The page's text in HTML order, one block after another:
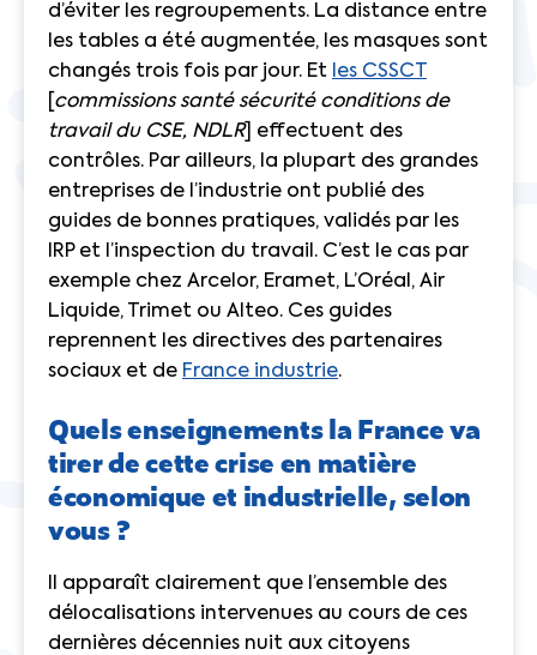
d’éviter les regroupements. La distance entre
les tables a été augmentée, les masques sont
changés trois fois par jour. Et les CSSCT
commissions santé sécurité conditions de
travail du CSE, NDLR] effectuent des
contrôles. Par ailleurs, la plupart des grandes
entreprises de l’industrie ont publié des
guides de bonnes pratiques, validés par les
IRP et l’inspection du travail. C’est le cas par
exemple chez Arcelor, Eramet, L’Oréal, Air
Liquide, Trimet ou Alteo. Ces guides
reprennent les directives des partenaires
sociaux et de France industrie.
Quels enseignements la France va
tirer de cette crise en matière
économique et industrielle, selon
vous ?
Il apparaît clairement que l’ensemble des
délocalisations intervenues au cours de ces
dernières décennies nuit aux citoyens